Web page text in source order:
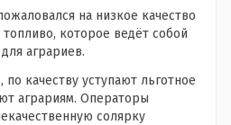
на низкое качество
которое ведёт собой
аграриев.
качеству уступают льготное
аграриям. Операторы
солярку